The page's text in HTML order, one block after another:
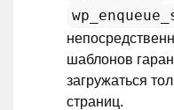
шаблонов
загружаться
страниц.